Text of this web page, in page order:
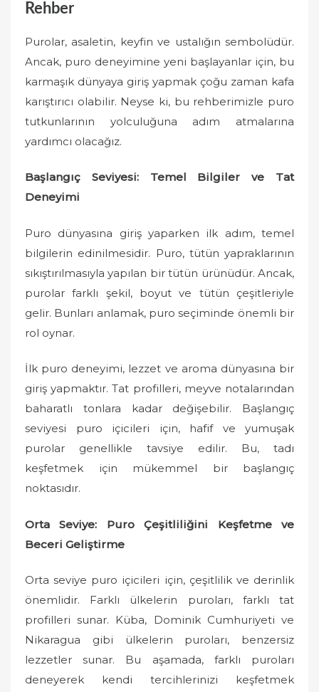
Rehber
Purolar, asaletin, keyfin ve ustalığın sembolüdür.
Ancak, puro deneyimine yeni başlayanlar için, bu
karmaşık dünyaya giriş yapmak çoğu zaman kafa
karıştırıcı olabilir. Neyse ki, bu rehberimizle puro
tutkunlarının yolculuğuna adım atmalarına
yardımcı olacağız.
Başlangıç Seviyesi: Temel Bilgiler ve Tat
Deneyimi
Puro dünyasına giriş yaparken ilk adım, temel
bilgilerin edinilmesidir. Puro, tütün yapraklarının
sıkıştırılmasıyla yapılan bir tütün ürünüdür. Ancak,
purolar farklı şekil, boyut ve tütün çeşitleriyle
gelir. Bunları anlamak, puro seçiminde önemli bir
rol oynar.
İlk puro deneyimi, lezzet ve aroma dünyasına bir
giriş yapmaktır. Tat profilleri, meyve notalarından
baharatlı tonlara kadar değişebilir. Başlangıç
seviyesi puro içicileri için, hafif ve yumuşak
purolar genellikle tavsiye edilir. Bu, tadı
keşfetmek için mükemmel bir başlangıç
noktasıdır.
Orta Seviye: Puro Çeşitliliğini Keşfetme ve
Beceri Geliştirme
Orta seviye puro içicileri için, çeşitlilik ve derinlik
önemlidir. Farklı ülkelerin puroları, farklı tat
profilleri sunar. Küba, Dominik Cumhuriyeti ve
Nikaragua gibi ülkelerin puroları, benzersiz
lezzetler sunar. Bu aşamada, farklı puroları
deneyerek kendi tercihlerinizi keşfetmek